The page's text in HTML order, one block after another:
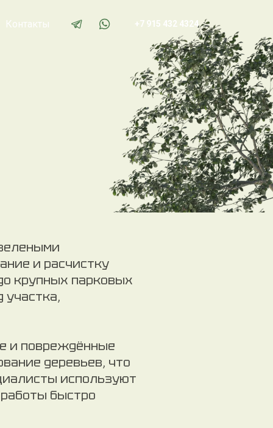
Контакты +7 915 432 4324
и расчистку
крупных парковых
и повреждённые
деревьев, что
используют
быстро